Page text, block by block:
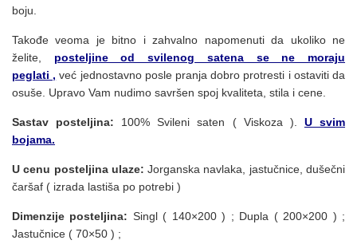
boju.
Takođe veoma je bitno i zahvalno napomenuti da ukoliko ne
želite, posteljine od svilenog satena se ne moraju
peglati , već jednostavno posle pranja dobro protresti i ostaviti da
osuše. Upravo Vam nudimo savršen spoj kvaliteta, stila i cene.
Sastav posteljina: 100% Svileni saten ( Viskoza ). U svim
bojama.
U cenu posteljina ulaze:Jorganska navlaka, jastučnice, dušečni
čaršaf ( izrada lastiša po potrebi )
Dimenzije posteljina: Singl ( 140×200 ) ; Dupla ( 200×200 ) ;
Jastučnice ( 70×50 ) ;